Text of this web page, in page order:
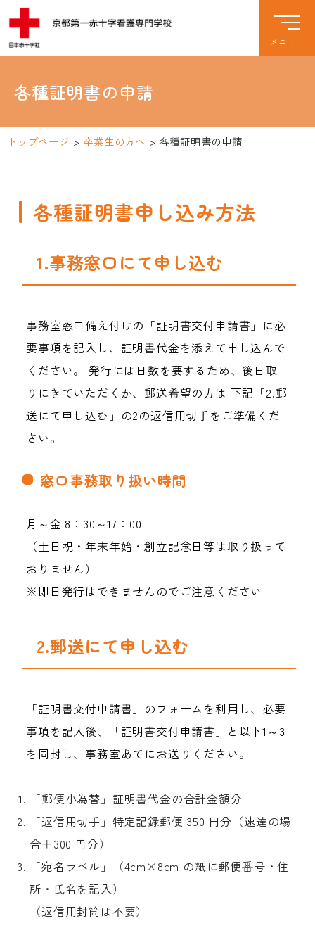
各種証明書の申請
トップページ > 卒業生の方へ >各種証明書の申請
各種証明書申し込み方法
1.事務窓口にて申し込む
事務室窓口備え付けの「証明書交付申請書」に必
要事項を記入し、証明書代金を添えて申し込んで
ください。 発行には日数を要するため、後日取
りにきていただくか、郵送希望の方は 下記「2.郵
送にて申し込む」の2の返信用切手をご準備くだ
さい。
窓口事務取り扱い時間
月～金 8：30～17：00
（土日祝・年末年始・創立記念日等は取り扱って
おりません）
※即日発行はできませんのでご注意ください
2.郵送にて申し込む
「証明書交付申請書」のフォームを利用し、必要
事項を記入後、「証明書交付申請書」と以下1～3
を同封し、事務室あてにお送りください。
「郵便小為替」証明書代金の合計金額分
「返信用切手」特定記録郵便 350 円分（速達の場
合＋300 円分）
「宛名ラベル」（4cm×8cm の紙に郵便番号・住
所・氏名を記入）
（返信用封筒は不要）